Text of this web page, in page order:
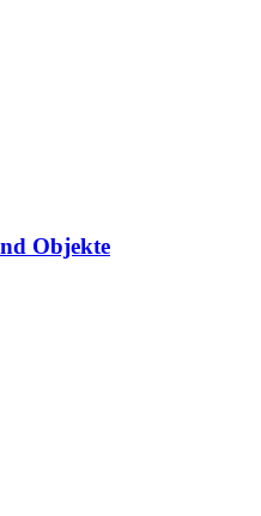
Objekte